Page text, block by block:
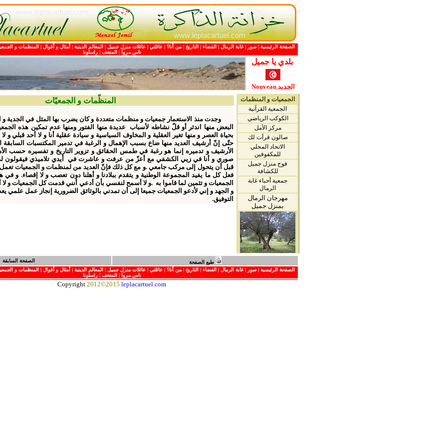
الصفحة الرئيسية | صور |غابة الرمال | الفضاء | ا لتاريخ | من أنا؟ | عائلتي | عائلات منزل جميل | المعا لم الدينية | أمثال و أقوال | لمنظمات و
ناس مروا | المتحف |راسلونا
بلدي يا جميل
الجديد Nouveau
المنظّمات و الجمعيّات
وجدت منذ الاستعمار جمعيات و منظمات متعددة و كان يضرب بها المثل في الجدية و
البعض منها اندثر أوقلّ نشاطه لأسباب عديدة منها الفتور ومنها عدم تمكين هذه
بحياة العصر و منها تغير العقلية و المخاوف السياسية و سيادة عقلية أنا و لا أحد قبلي و
حتّى إنّ أرشيف العديد منها ضاع بسبب الإهمال و الرغبة في تدمير المكتسبات السابقة
الأرشيف و تدميره إنما هو رغبة في طمس الحقائق و تزوير التاريخ و تفسيره حسب
صوري و أنا في زيي الكشفي مع أعزّ من عرفت و عاشرت في أيدي تلاميذي فيقولون
قبل أن يتحول إلى مركب جامعي .و مع كل ذلك فإنّ العديد من لمنظمات و الجمعيات
فعل كل ما يفيد المجموعة الوطنية و يتقدم ببلادنا و أهلنا دون تعصب و لا إقصاء. و
الجمعيات و تثمين لما قاموا به .و لا أسمح لنفسي بأن أدعي أنني قدمت كل الجمعيات و لا
و الجهد و إني لأدعو الجمعيات جميعا إلى أن تمدني بالوثائق الضرورية إنجاز عمل علمي
التوفيق.
الجمعيات و المنظمات
الجمعية القرآنية
الكوكب الرياضي
مركز الأمل
صالون قرأت لك
الاتحاد المحلي
للمكفوفين
فوج منزل جميل
للكشافة
جمعية أحباء غابة
الرمال
مهرجان الرمال
بمنزل جميل
الصفحة السابقة
طبع الصفحة
الصفحة الرئيسية | صور |غابة الرمال | الفضاء | ا لتاريخ | من أنا؟ | عائلتي | عائلات منزل جميل | المعا لم الدينية | أمثال و أقوال | لمنظمات و
ناس مروا | المتحف |راسلونا
Copyright 2012©2015 leplacartuel.com